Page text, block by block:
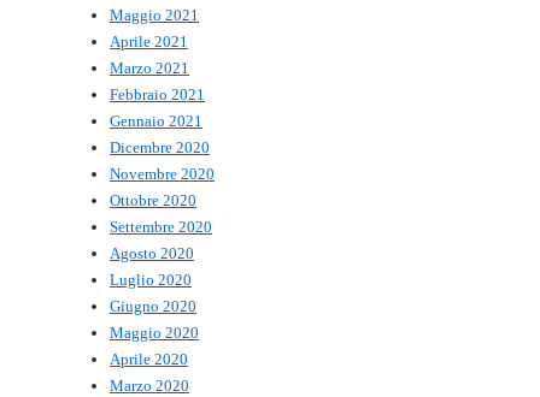
Maggio 2021
Aprile 2021
Marzo 2021
Febbraio 2021
Gennaio 2021
Dicembre 2020
Novembre 2020
Ottobre 2020
Settembre 2020
Agosto 2020
Luglio 2020
Giugno 2020
Maggio 2020
Aprile 2020
Marzo 2020